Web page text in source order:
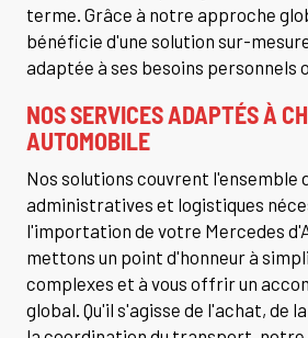
terme. Grâce à notre approche
bénéficie d'une solution sur-
adaptée à ses besoins personnels
NOS SERVICES ADAPTÉS À
AUTOMOBILE
Nos solutions couvrent l'ensemble
administratives et logistiques
l'importation de votre Mercedes
mettons un point d'honneur à
complexes et à vous offrir un
global. Qu'il s'agisse de l'achat, de